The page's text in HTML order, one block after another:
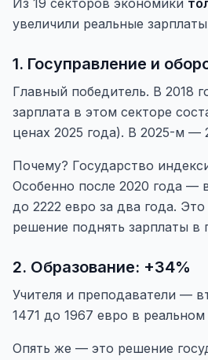
Из 19 секторов экономики
увеличили реальные
1. Госуправление и
Главный победитель. В 2018
зарплата в этом секторе
ценах 2025 года). В 2025-м —
Почему? Государство
Особенно после 2020 года —
до 2222 евро за два года.
решение поднять зарплаты в
2. Образование: +34%
Учителя и преподаватели —
1471 до 1967 евро в
Опять же — это решение